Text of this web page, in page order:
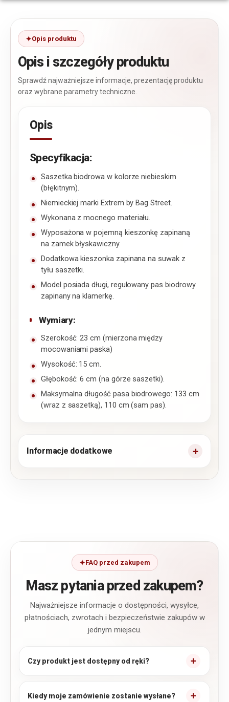
Opis produktu
Opis i szczegóły produktu
Sprawdź najważniejsze informacje, prezentację produktu
oraz wybrane parametry techniczne.
Opis
Specyfikacja:
Saszetka biodrowa w kolorze niebieskim
(błękitnym).
Niemieckiej marki Extrem by Bag Street.
Wykonana z mocnego materiału.
Wyposażona w pojemną kieszonkę zapinaną
na zamek błyskawiczny.
Dodatkowa kieszonka zapinana na suwak z
tyłu saszetki.
Model posiada długi, regulowany pas biodrowy
zapinany na klamerkę.
Wymiary:
Szerokość: 23 cm (mierzona między
mocowaniami paska)
Wysokość: 15 cm.
Głębokość: 6 cm (na górze saszetki).
Maksymalna długość pasa biodrowego: 133 cm
(wraz z saszetką), 110 cm (sam pas).
Informacje dodatkowe
FAQ przed zakupem
Masz pytania przed zakupem?
Najważniejsze informacje o dostępności, wysyłce,
płatnościach, zwrotach i bezpieczeństwie zakupów w
jednym miejscu.
Czy produkt jest dostępny od ręki?
Kiedy moje zamówienie zostanie wysłane?